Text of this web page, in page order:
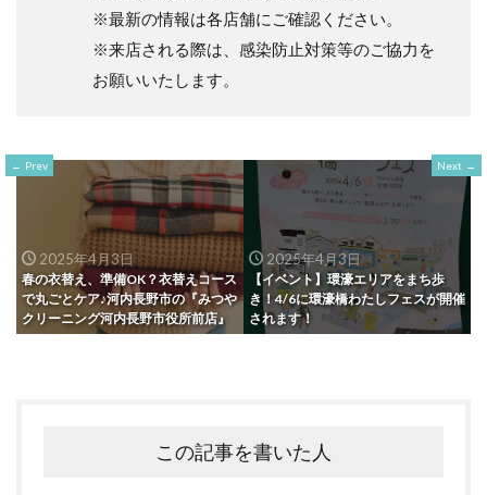
※最新の情報は各店舗にご確認ください。
※来店される際は、感染防止対策等のご協力を
お願いいたします。
Prev
2025年4月3日
春の衣替え、準備OK？衣替えコース
で丸ごとケア♪河内長野市の『みつや
クリーニング河内長野市役所前店』
Next
2025年4月3日
【イベント】環濠エリアをまち歩
き！4/6に環濠橋わたしフェスが開催
されます！
この記事を書いた人